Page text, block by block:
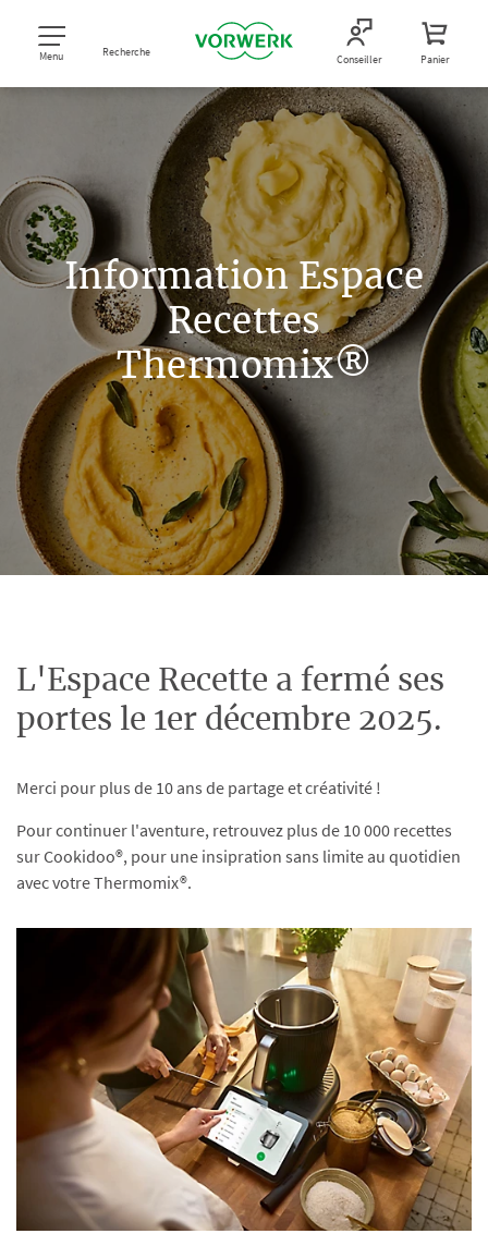
Menu Recherche Conseiller Panier
Information Espace
Recettes
Thermomix®
L'Espace Recette a fermé ses
portes le 1er décembre 2025.
Merci pour plus de 10 ans de partage et créativité !
Pour continuer l'aventure, retrouvez plus de 10 000 recettes
sur Cookidoo®, pour une insipration sans limite au quotidien
avec votre Thermomix®.